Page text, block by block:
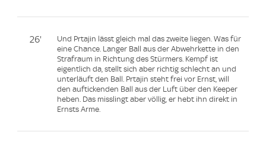
26'
Und Prtajin lässt gleich mal das zweite liegen. Was für
eine Chance. Langer Ball aus der Abwehrkette in den
Strafraum in Richtung des Stürmers. Kempf ist
eigentlich da, stellt sich aber richtig schlecht an und
unterläuft den Ball. Prtajin steht frei vor Ernst, will
den auftickenden Ball aus der Luft über den Keeper
heben. Das misslingt aber völlig, er hebt ihn direkt in
Ernsts Arme.